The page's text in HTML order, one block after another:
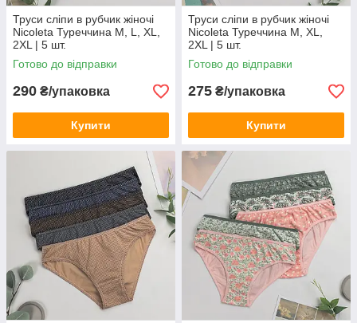
Труси сліпи в рубчик жіночі
Nicoleta Туреччина M, L, XL,
2XL | 5 шт.
Готово до відправки
290 ₴/упаковка
Купити
Труси сліпи в рубчик жіночі
Nicoleta Туреччина M, XL,
2XL | 5 шт.
Готово до відправки
275 ₴/упаковка
Купити